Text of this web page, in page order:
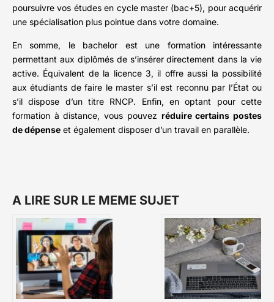
poursuivre vos études en cycle master (bac+5), pour acquérir
une spécialisation plus pointue dans votre domaine.
En somme, le bachelor est une formation intéressante
permettant aux diplômés de s’insérer directement dans la vie
active. Équivalent de la licence 3, il offre aussi la possibilité
aux étudiants de faire le master s’il est reconnu par l’État ou
s’il dispose d’un titre RNCP. Enfin, en optant pour cette
formation à distance, vous pouvez réduire certains postes
de dépense et également disposer d’un travail en parallèle.
A LIRE SUR LE MEME SUJET